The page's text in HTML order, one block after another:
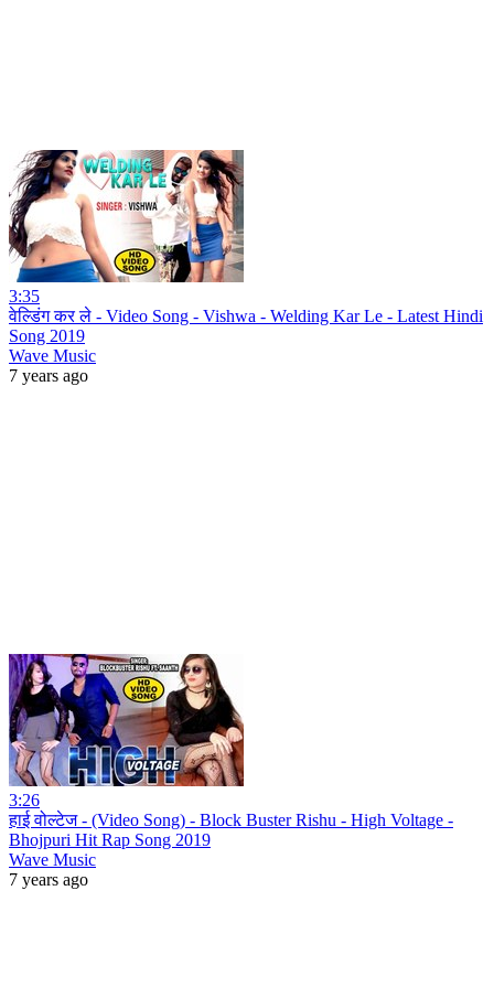
3:35
वेल्डिंग कर ले - Video Song - Vishwa - Welding Kar Le - Latest Hindi
Song 2019
Wave Music
7 years ago
3:26
हाई वोल्टेज - (Video Song) - Block Buster Rishu - High Voltage -
Bhojpuri Hit Rap Song 2019
Wave Music
7 years ago